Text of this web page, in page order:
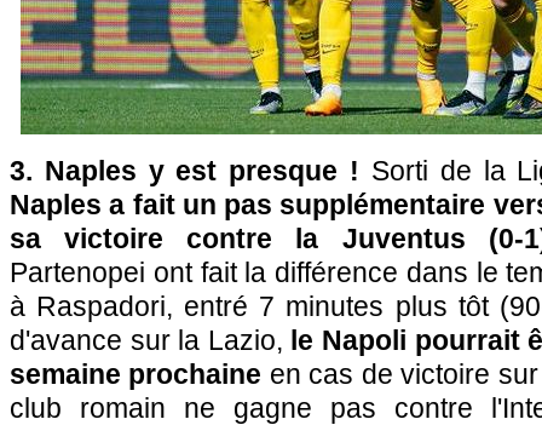
3. Naples y est presque ! Sorti de la
Naples a fait un pas supplémentaire
sa victoire contre la Juventus
Partenopei ont fait la différence dans le
à Raspadori, entré 7 minutes plus tôt
d'avance sur la Lazio, le Napoli pourrait
semaine prochaine en cas de victoire
club romain ne gagne pas contre